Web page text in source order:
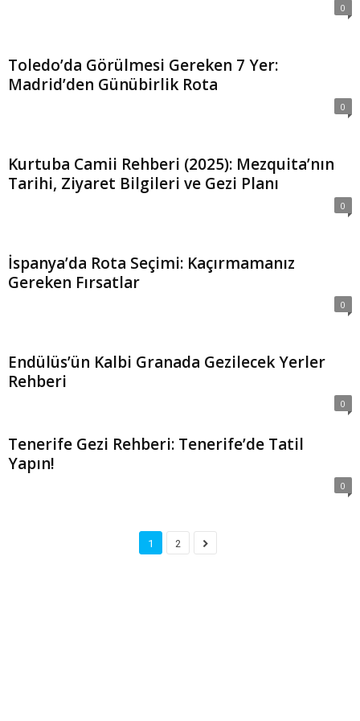
0
Toledo’da Görülmesi Gereken 7 Yer:
Madrid’den Günübirlik Rota
0
Kurtuba Camii Rehberi (2025): Mezquita’nın
Tarihi, Ziyaret Bilgileri ve Gezi Planı
0
İspanya’da Rota Seçimi: Kaçırmamanız
Gereken Fırsatlar
0
Endülüs’ün Kalbi Granada Gezilecek Yerler
Rehberi
0
Tenerife Gezi Rehberi: Tenerife’de Tatil
Yapın!
0
1 2